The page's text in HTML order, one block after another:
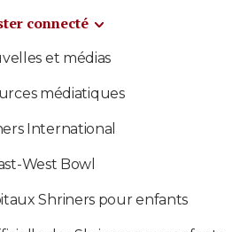
connecté
et médias
médiatiques
International
West Bowl
Shriners pour enfants